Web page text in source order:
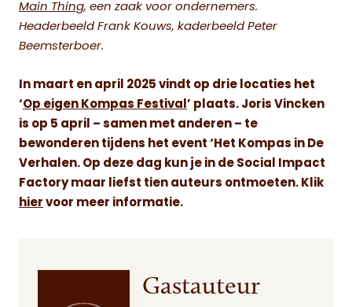
Main Thing, een zaak voor ondernemers.
Headerbeeld Frank Kouws, kaderbeeld Peter
Beemsterboer.
In maart en april 2025 vindt op drie locaties het
‘Op eigen Kompas Festival ’ plaats. Joris Vincken
is op 5 april – samen met anderen – te
bewonderen tijdens het event ‘Het Kompas in De
Verhalen. Op deze dag kun je in de Social Impact
Factory maar liefst tien auteurs ontmoeten. Klik
hier voor meer informatie.
Gastauteur